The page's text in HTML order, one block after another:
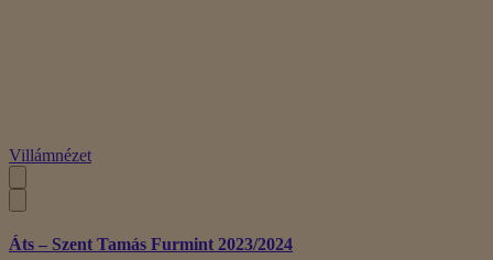
Villámnézet
Áts – Szent Tamás Furmint 2023/2024